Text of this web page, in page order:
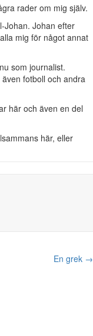
rader om mig själv.
Johan. Johan efter
mig för något annat
som journalist.
fotboll och andra
här och även en del
här, eller
En grek →